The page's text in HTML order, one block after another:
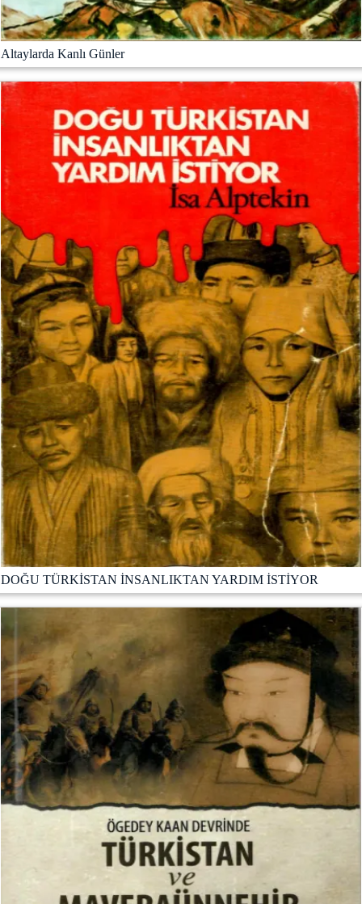
Altaylarda Kanlı Günler
DOĞU TÜRKİSTAN İNSANLIKTAN YARDIM İSTİYOR